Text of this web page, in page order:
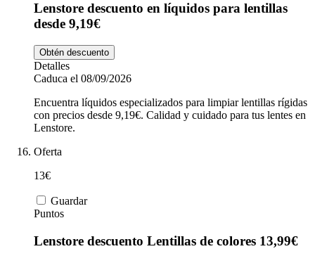
Lenstore descuento en líquidos para lentillas
desde 9,19€
Obtén descuento
Detalles
Caduca el 08/09/2026
Encuentra líquidos especializados para limpiar lentillas rígidas
con precios desde 9,19€. Calidad y cuidado para tus lentes en
Lenstore.
Oferta
13€
Guardar
Puntos
Lenstore descuento Lentillas de colores 13,99€